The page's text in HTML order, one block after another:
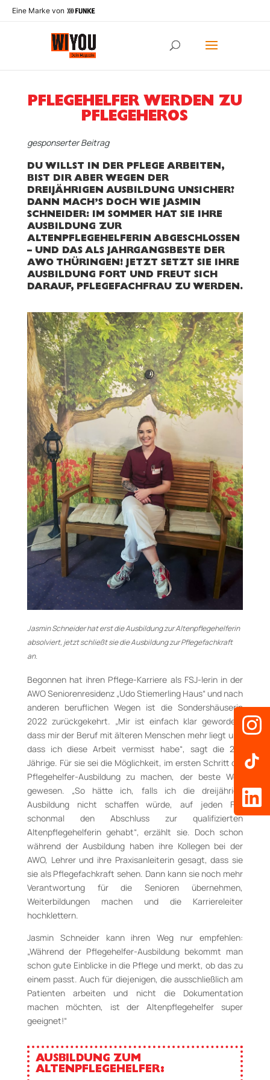
Eine Marke von
PFLEGEHELFER WERDEN ZU
PFLEGEHEROS
gesponserter Beitrag
DU WILLST IN DER PFLEGE ARBEITEN,
BIST DIR ABER WEGEN DER
DREIJÄHRIGEN AUSBILDUNG UNSICHER?
DANN MACH’S DOCH WIE JASMIN
SCHNEIDER: IM SOMMER HAT SIE IHRE
AUSBILDUNG ZUR
ALTENPFLEGEHELFERIN ABGESCHLOSSEN
– UND DAS ALS JAHRGANGSBESTE DER
AWO THÜRINGEN! JETZT SETZT SIE IHRE
AUSBILDUNG FORT UND FREUT SICH
DARAUF, PFLEGEFACHFRAU ZU WERDEN.
Jasmin Schneider hat erst die Ausbildung zur Altenpflegehelferin
absolviert, jetzt schließt sie die Ausbildung zur Pflegefachkraft
an.
Begonnen hat ihren Pflege-Karriere als FSJ-lerin in der
AWO Seniorenresidenz „Udo Stiemerling Haus“ und nach
anderen beruflichen Wegen ist die Sondershäuserin
2022 zurückgekehrt. „Mir ist einfach klar geworden,
dass mir der Beruf mit älteren Menschen mehr liegt und
dass ich diese Arbeit vermisst habe“, sagt die 24-
Jährige. Für sie sei die Möglichkeit, im ersten Schritt die
Pflegehelfer-Ausbildung zu machen, der beste Weg
gewesen. „So hätte ich, falls ich die dreijährige
Ausbildung nicht schaffen würde, auf jeden Fall
schonmal den Abschluss zur qualifizierten
Altenpflegehelferin gehabt“, erzählt sie. Doch schon
während der Ausbildung haben ihre Kollegen bei der
AWO, Lehrer und ihre Praxisanleiterin gesagt, dass sie
sie als Pflegefachkraft sehen. Dann kann sie noch mehr
Verantwortung für die Senioren übernehmen,
Weiterbildungen machen und die Karriereleiter
hochklettern.
Jasmin Schneider kann ihren Weg nur empfehlen:
„Während der Pflegehelfer-Ausbildung bekommt man
schon gute Einblicke in die Pflege und merkt, ob das zu
einem passt. Auch für diejenigen, die ausschließlich am
Patienten arbeiten und nicht die Dokumentation
machen möchten, ist der Altenpflegehelfer super
geeignet!“
AUSBILDUNG ZUM
ALTENPFLEGEHELFER: